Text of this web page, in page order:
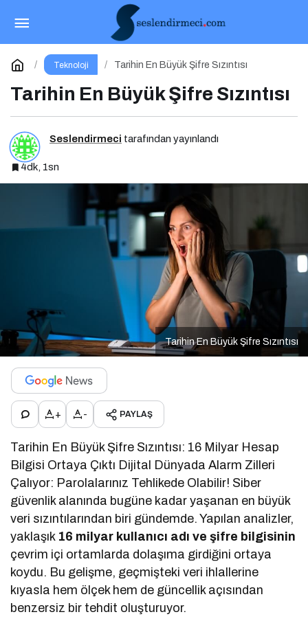
Teknoloji Tarihin En Büyük Şifre Sızıntısı
Tarihin En Büyük Şifre Sızıntısı
Seslendirmeci tarafından yayınlandı
4dk, 1sn
Tarihin En Büyük Şifre Sızıntısı
+ - PAYLAŞ
Tarihin En Büyük Şifre Sızıntısı: 16 Milyar Hesap
Bilgisi Ortaya Çıktı Dijital Dünyada Alarm Zilleri
Çalıyor: Parolalarınız Tehlikede Olabilir! Siber
güvenlik alanında bugüne kadar yaşanan en büyük
veri sızıntılarından biri gündemde. Yapılan analizler,
yaklaşık 16 milyar kullanıcı adı ve şifre bilgisinin
çevrim içi ortamlarda dolaşıma girdiğini ortaya
koydu. Bu gelişme, geçmişteki veri ihlallerine
kıyasla hem ölçek hem de güncellik açısından
benzersiz bir tehdit oluşturuyor.
TBD, 8. Siber Güvenlik Ekosisteminin
Geliştirilmesi Zirvesi’ni Gerçekleştirdi
Yorum Yap